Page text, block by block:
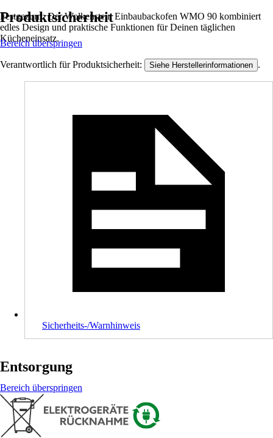
Festgezurrt: Der Wolkenstein Einbaubackofen WMO 90 kombiniert
edles Design und praktische Funktionen für Deinen täglichen
Kücheneinsatz.
Produktsicherheit
Bereich überspringen
Verantwortlich für Produktsicherheit: Siehe Herstellerinformationen .
Sicherheits-/Warnhinweis
Entsorgung
Bereich überspringen